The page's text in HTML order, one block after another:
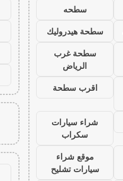
سطحه
سطحة هيدروليك
سطحة غرب
الرياض
اقرب سطحة
شراء سيارات
سكراب
موقع شراء
سيارات تشليح